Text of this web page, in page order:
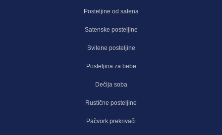
Posteljine od satena
Satenske posteljine
Svilene posteljine
Posteljina za bebe
Dečija soba
Rustične posteljine
Pačvork prekrivači